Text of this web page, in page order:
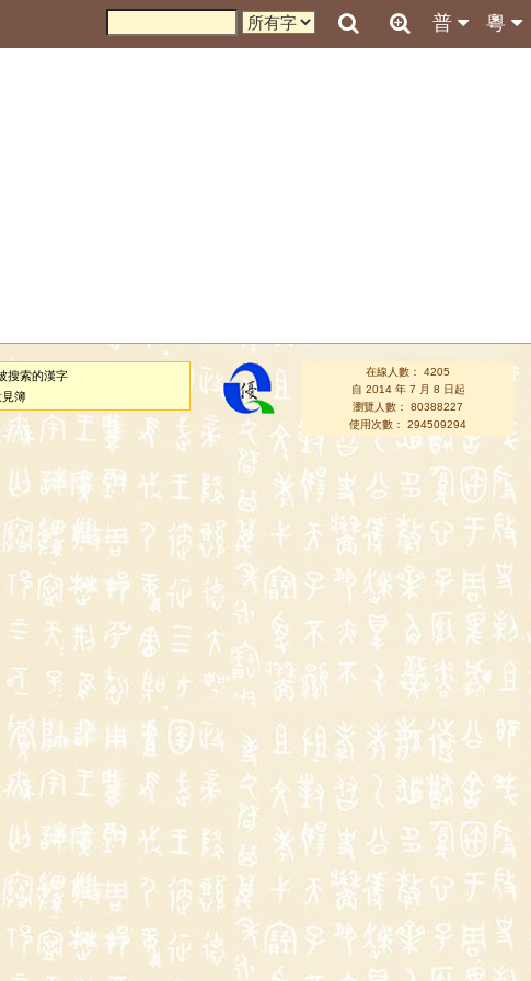
粵
普
搜索的漢字
見簿
在線人數： 4205
自 2014 年 7 月 8 日起
瀏覽人數： 80388227
使用次數： 294509294